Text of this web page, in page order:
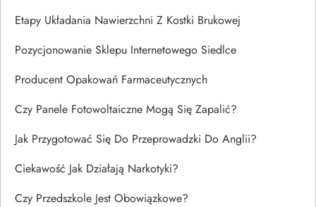
Etapy Układania Nawierzchni Z Kostki Brukowej
Pozycjonowanie Sklepu Internetowego Siedlce
Producent Opakowań Farmaceutycznych
Czy Panele Fotowoltaiczne Mogą Się Zapalić?
Jak Przygotować Się Do Przeprowadzki Do Anglii?
Ciekawość Jak Działają Narkotyki?
Czy Przedszkole Jest Obowiązkowe?